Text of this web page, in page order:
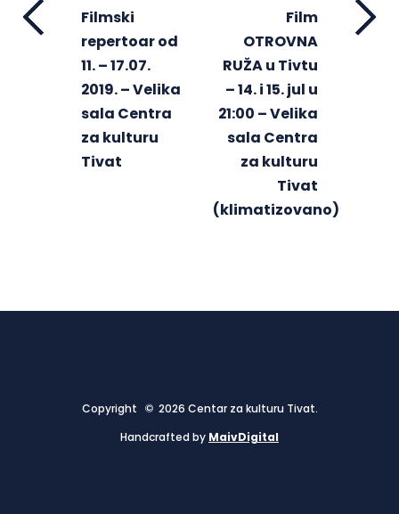
Filmski
repertoar od
11. – 17.07.
2019. – Velika
sala Centra
za kulturu
Tivat
Film
OTROVNA
RUŽA u Tivtu
– 14. i 15. jul u
21:00 – Velika
sala Centra
za kulturu
Tivat
(klimatizovano)
Copyright © 2026 Centar za kulturu Tivat.
Handcrafted by MaivDigital